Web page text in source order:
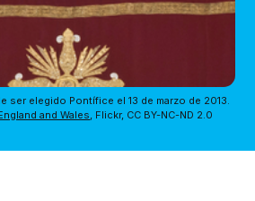
ser elegido Pontífice el 13 de marzo de 2013.
and Wales, Flickr, CC BY-NC-ND 2.0